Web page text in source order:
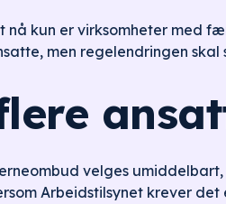
nå kun er virksomheter med
men regelendringen
velges
Arbeidstilsynet krever det